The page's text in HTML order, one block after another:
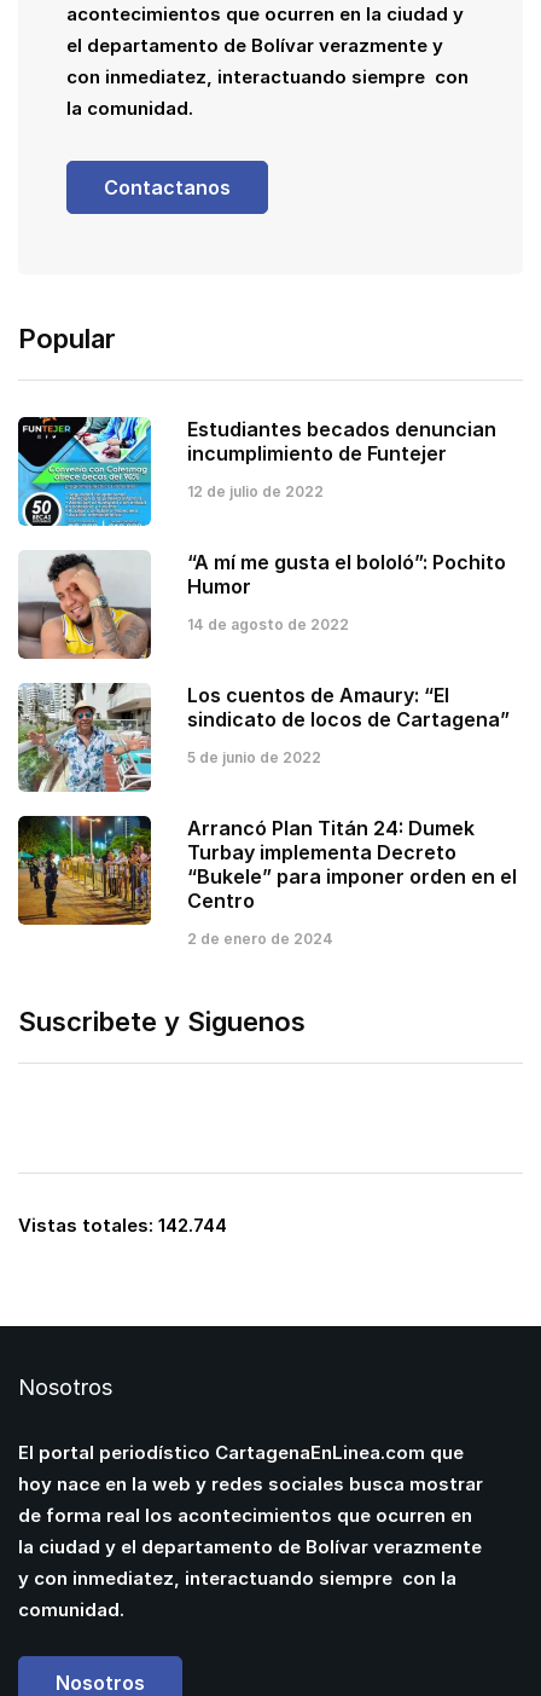
acontecimientos que ocurren en la ciudad y
el departamento de Bolívar verazmente y
con inmediatez, interactuando siempre con
la comunidad.
Contactanos
Popular
Estudiantes becados denuncian
incumplimiento de Funtejer
12 de julio de 2022
“A mí me gusta el bololó”: Pochito
Humor
14 de agosto de 2022
Los cuentos de Amaury: “El
sindicato de locos de Cartagena”
5 de junio de 2022
Arrancó Plan Titán 24: Dumek
Turbay implementa Decreto
“Bukele” para imponer orden en el
Centro
2 de enero de 2024
Suscribete y Siguenos
Vistas totales: 142.744
Nosotros
El portal periodístico CartagenaEnLinea.com que
hoy nace en la web y redes sociales busca mostrar
de forma real los acontecimientos que ocurren en
la ciudad y el departamento de Bolívar verazmente
y con inmediatez, interactuando siempre con la
comunidad.
Nosotros